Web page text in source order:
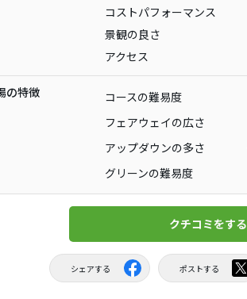
コストパフォーマンス
景観の良さ
アクセス
の特徴 コースの難易度
フェアウェイの広さ
アップダウンの多さ
グリーンの難易度
クチコミをする
シェアする ポストする